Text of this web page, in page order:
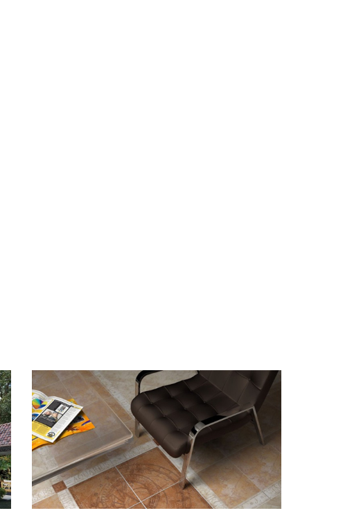
При выборе любой плитки важно
важны не только цвет и размер, но и
ее износостойкость. Как же
определить износостойкость
керамической плитки и
керамогранита? Сейчас расскажем.